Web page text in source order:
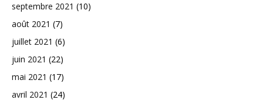
septembre 2021 (10)
août 2021 (7)
juillet 2021 (6)
juin 2021 (22)
mai 2021 (17)
avril 2021 (24)